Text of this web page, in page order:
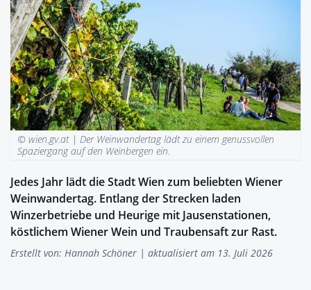
© wien.gv.at | Der Weinwandertag lädt zu einem genussvollen
Spaziergang auf den Weinbergen ein.
Jedes Jahr lädt die Stadt Wien zum beliebten Wiener
Weinwandertag. Entlang der Strecken laden
Winzerbetriebe und Heurige mit Jausenstationen,
köstlichem Wiener Wein und Traubensaft zur Rast.
Erstellt von: Hannah Schöner | aktualisiert am 13. Juli 2026